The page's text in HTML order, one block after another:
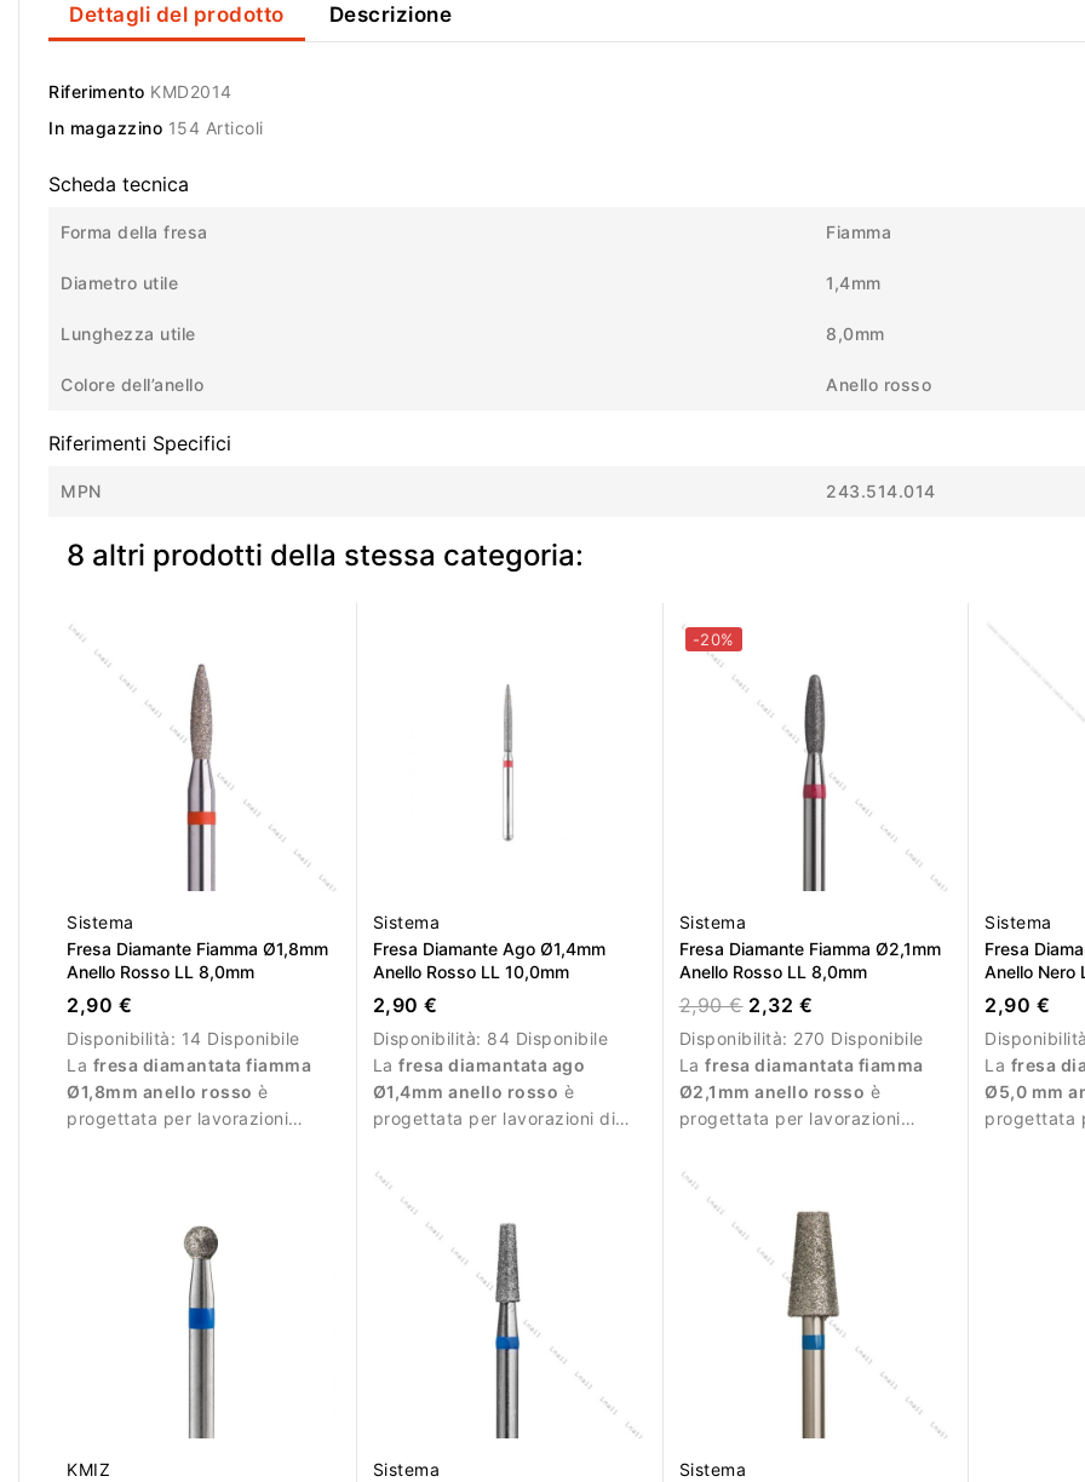
Dettagli del prodotto Descrizione
Riferimento KMD2014
In magazzino 154 Articoli
Scheda tecnica
Forma della fresa Fiamma
Diametro utile 1,4mm
Lunghezza utile 8,0mm
Colore dell’anello Anello rosso
Riferimenti Specifici
MPN 243.514.014
8 altri prodotti della stessa categoria:
Sistema
Fresa Diamante Fiamma Ø1,8mm
Anello Rosso LL 8,0mm
2,90 €
Disponibilità: 14 Disponibile
La fresa diamantata fiamma
Ø1,8mm anello rosso è
progettata per lavorazioni
Sistema
Fresa Diamante Ago Ø1,4mm
Anello Rosso LL 10,0mm
2,90 €
Disponibilità: 84 Disponibile
Lafresa diamantata ago
Ø1,4mm anello rosso è
progettata per lavorazioni di
professionale.
-20%
Sistema
Fresa Diamante Fiamma Ø2,1mm
Anello Rosso LL 8,0mm
2,90 € 2,32 €
Disponibilità: 270 Disponibile
Lafresa diamantata fiamma
Ø2,1mm anello rosso è
progettata per lavorazioni
manicure.
Sistema
Fresa
Anello Nero
2,90 €
La fresa
Ø5,0 mm
progettata
KMIZ
Sistema
Sistema